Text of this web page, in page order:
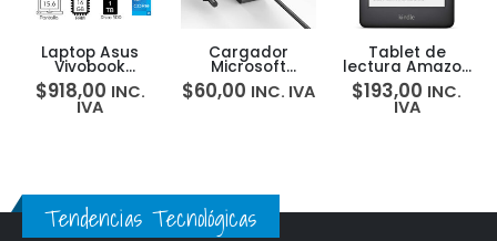
Laptop Asus
Vivobook
X1504ZA I5-
1335u 16GB 1TB
15.6″FHD
$918,00 INC.
IVA
Cargador
Microsoft
Surface 65W
para Surface
$60,00 INC. IVA
Tablet de
lectura Amazon
Kindle 6
pantalla táctil
antirreflejo 16GB
$193,00 INC.
IVA
Tendencias Tecnológicas